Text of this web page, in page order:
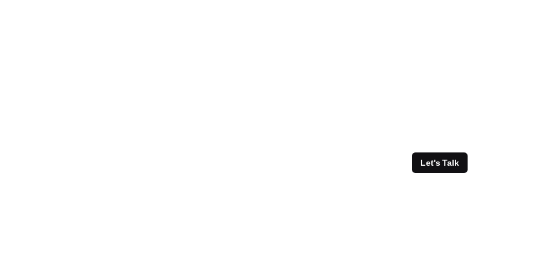
Let's Talk